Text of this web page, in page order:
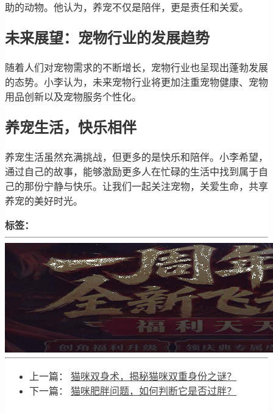
助的动物。他认为，养宠不仅是陪伴，更是责任和关爱。
未来展望：宠物行业的发展趋势
随着人们对宠物需求的不断增长，宠物行业也呈现出蓬勃发展
的态势。小李认为，未来宠物行业将更加注重宠物健康、宠物
用品创新以及宠物服务个性化。
养宠生活，快乐相伴
养宠生活虽然充满挑战，但更多的是快乐和陪伴。小李希望，
通过自己的故事，能够激励更多人在忙碌的生活中找到属于自
己的那份宁静与快乐。让我们一起关注宠物，关爱生命，共享
养宠的美好时光。
标签：
上一篇： 猫咪双身术，揭秘猫咪双重身份之谜？
下一篇： 猫咪肥胖问题，如何判断它是否过胖？